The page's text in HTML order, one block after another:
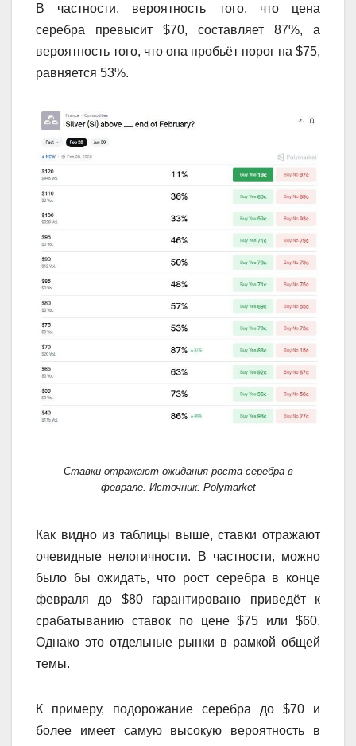
В частности, вероятность того, что цена
серебра превысит $70, составляет 87%, а
вероятность того, что она пробьёт порог на $75,
равняется 53%.
Ставки отражают ожидания роста серебра в
феврале. Источник: Polymarket
Как видно из таблицы выше, ставки отражают
очевидные нелогичности. В частности, можно
было бы ожидать, что рост серебра в конце
февраля до $80 гарантировано приведёт к
срабатыванию ставок по цене $75 или $60.
Однако это отдельные рынки в рамкой общей
темы.
К примеру, подорожание серебра до $70 и
более имеет самую высокую вероятность в